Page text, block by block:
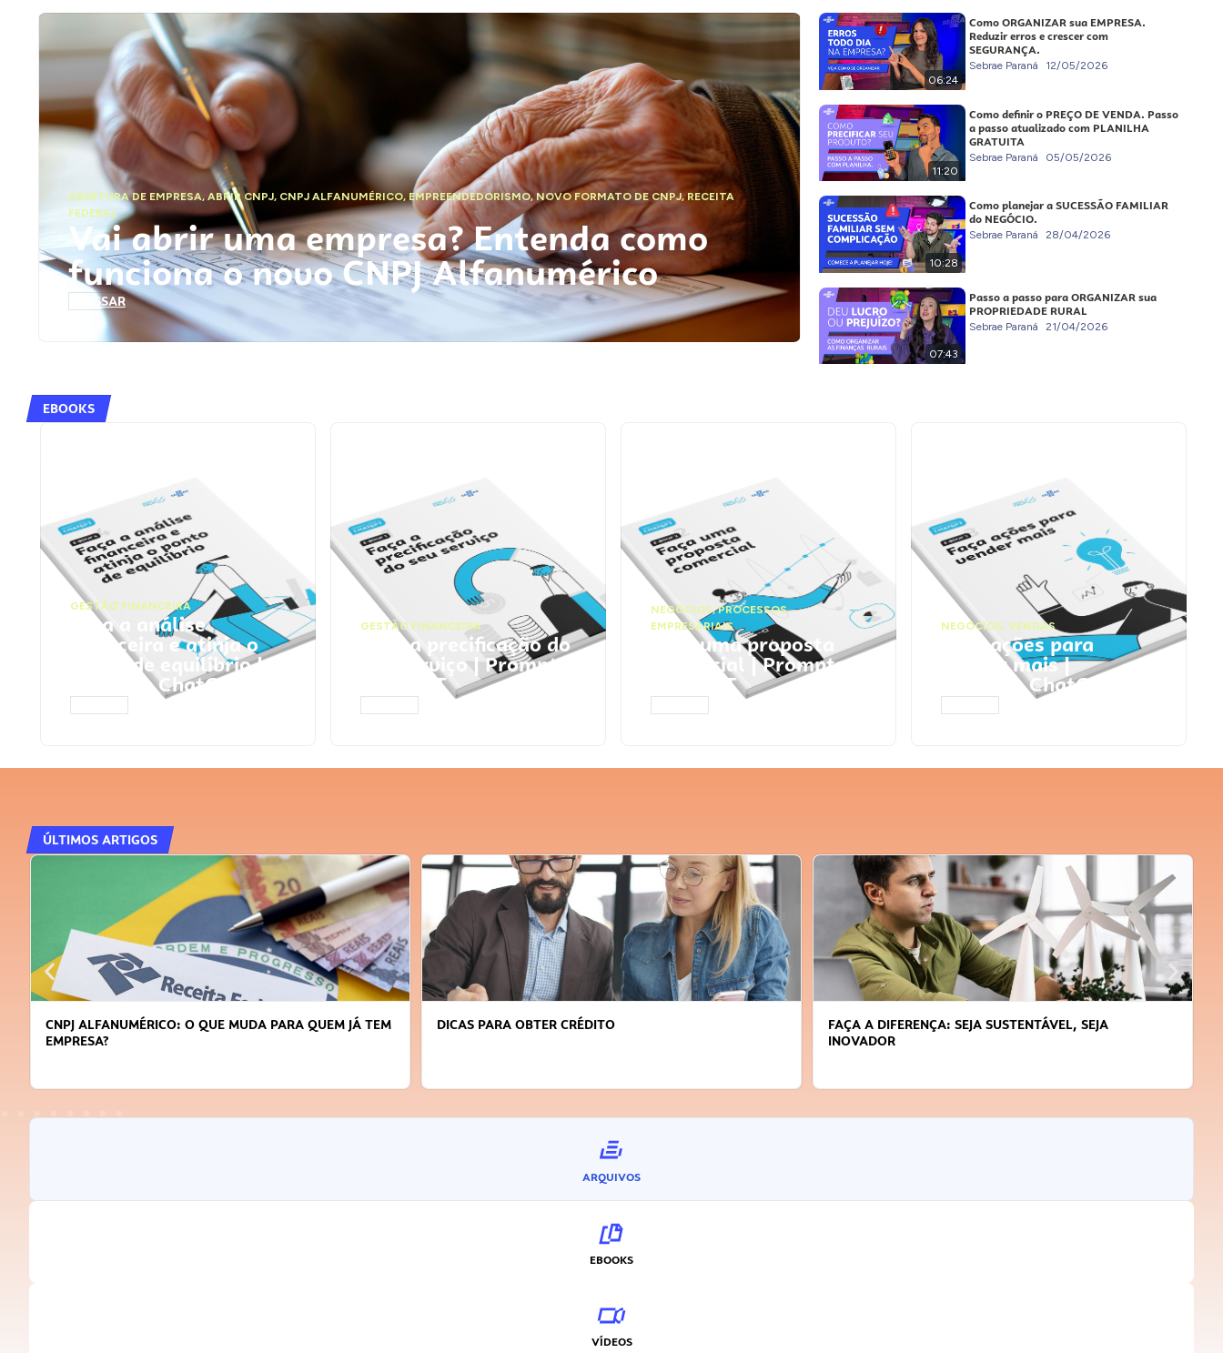
ABERTURA DE EMPRESA,ABRIR CNPJ, CNPJ ALFANUMÉRICO, EMPREENDEDORISMO,NOVO FORMATO DE CNPJ,RECEITA
FEDERAL
Vai abrir uma empresa? Entenda como
funciona o novo CNPJ Alfanumérico
ACESSAR
06:24
Como ORGANIZAR sua EMPRESA.
Reduzir erros e crescer com
SEGURANÇA.
Sebrae Paraná 12/05/2026
11:20
Como definir o PREÇO DE VENDA. Passo
a passo atualizado com PLANILHA
GRATUITA
Sebrae Paraná 05/05/2026
10:28
Como planejar a SUCESSÃO FAMILIAR
do NEGÓCIO.
Sebrae Paraná 28/04/2026
07:43
Passo a passo para ORGANIZAR sua
PROPRIEDADE RURAL
Sebrae Paraná 21/04/2026
EBOOKS
GESTÃO FINANCEIRA
Faça a análise
financeira e atinja o
ponto de equilíbrio |
Prompts ChatGPT
GESTÃO FINANCEIRA
Faça a precificação do
seu serviço | Prompts
ChatGPT
NEGÓCIOS,PROCESSOS
EMPRESARIAIS
Faça uma proposta
comercial | Prompts
ChatGPT
NEGÓCIOS, VENDAS
Faça ações para
vender mais |
Prompts ChatGPT
ÚLTIMOS ARTIGOS
CNPJ ALFANUMÉRICO: O QUE MUDA PARA QUEM JÁ TEM
EMPRESA?
DICAS PARA OBTER CRÉDITO
FAÇA A DIFERENÇA: SEJA SUSTENTÁVEL, SEJA
INOVADOR
ARQUIVOS
EBOOKS
VÍDEOS